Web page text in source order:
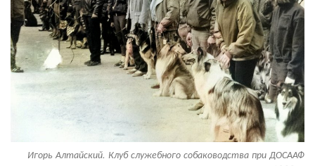
Игорь Алтайский. Клуб служебного собаководства при ДОСААФ